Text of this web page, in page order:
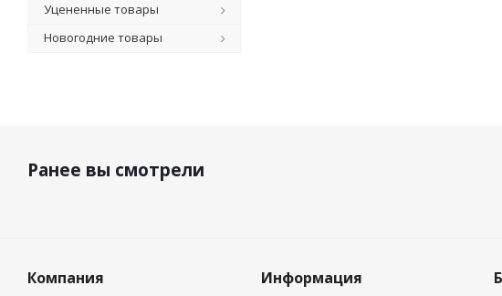
Уцененные товары
Новогодние товары
Ранее вы смотрели
Компания Информация